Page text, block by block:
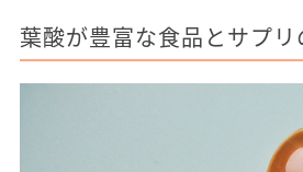
葉酸が豊富な食品とサプリ